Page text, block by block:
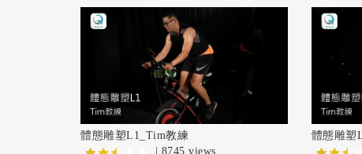
體態雕塑L1_Tim教練
| 8745 views
體態雕塑